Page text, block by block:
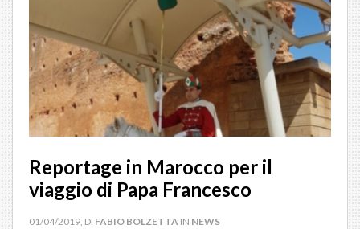
Reportage in Marocco per il
viaggio di Papa Francesco
01/04/2019, DI FABIO BOLZETTA IN NEWS